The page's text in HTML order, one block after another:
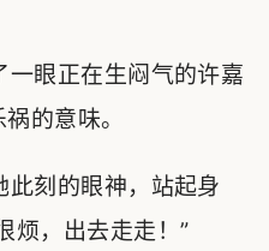
眼正在生闷气的许嘉
的意味。
刻的眼神，站起身
烦，出去走走！”